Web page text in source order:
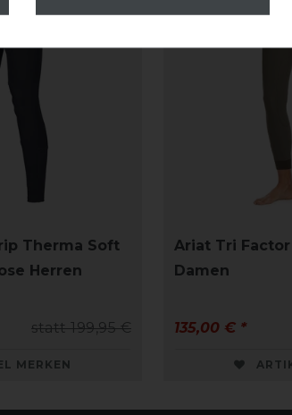
Therma Soft
Herren
statt 199,95 €
MERKEN
Ariat Tri
Damen
135,00 € *